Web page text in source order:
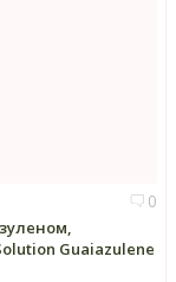
0
Guaiazulene